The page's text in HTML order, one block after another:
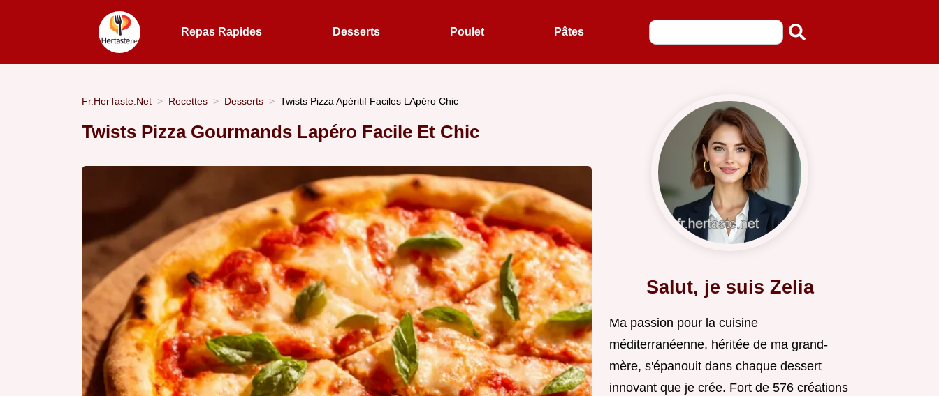
Repas Rapides Desserts Poulet Pâtes
Fr.HerTaste.Net Recettes Desserts Twists Pizza Apéritif Faciles LApéro Chic
Twists Pizza Gourmands Lapéro Facile Et Chic
Salut, je suis Zelia
Ma passion pour la cuisine
méditerranéenne, héritée de ma grand-
mère, s'épanouit dans chaque dessert
innovant que je crée. Fort de 576 créations